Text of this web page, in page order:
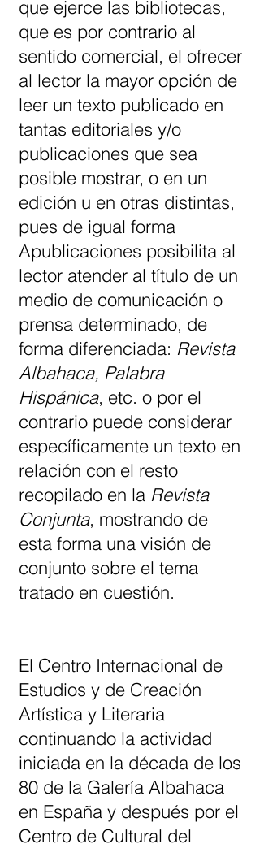
que ejerce las bibliotecas,
que es por contrario al
sentido comercial, el ofrecer
al lector la mayor opción de
leer un texto publicado en
tantas editoriales y/o
publicaciones que sea
posible mostrar, o en un
edición u en otras distintas,
pues de igual forma
Apublicaciones posibilita al
lector atender al título de un
medio de comunicación o
prensa determinado, de
forma diferenciada: Revista
Albahaca, Palabra
Hispánica, etc. o por el
contrario puede considerar
específicamente un texto en
relación con el resto
recopilado en la Revista
Conjunta, mostrando de
esta forma una visión de
conjunto sobre el tema
tratado en cuestión.
El Centro Internacional de
Estudios y de Creación
Artística y Literaria
continuando la actividad
iniciada en la década de los
80 de la Galería Albahaca
en España y después por el
Centro de Cultural del